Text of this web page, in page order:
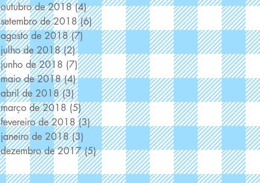
outubro de 2018 (4)4 posts
setembro de 2018 (6)6 posts
agosto de 2018 (7) 7 posts
julho de 2018 (2)2 posts
junho de 2018 (7)7 posts
maio de 2018 (4)4 posts
abril de 2018 (3)3 posts
março de 2018 (5)5 posts
fevereiro de 2018 (3)3 posts
janeiro de 2018 (3) 3 posts
dezembro de 2017 (5)5 posts